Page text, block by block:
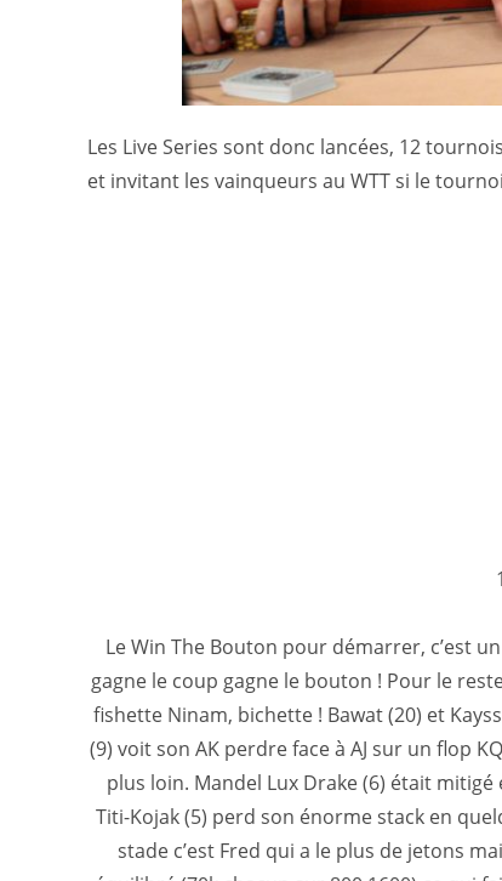
Les Live Series sont donc lancées, 12
et invitant les vainqueurs au WTT si le
Le Win The Bouton pour démarrer, c’est
gagne le coup gagne le bouton ! Pour le
fishette Ninam, bichette ! Bawat (20) et
(9) voit son AK perdre face à AJ sur un flop
plus loin. Mandel Lux Drake (6) était
Titi-Kojak (5) perd son énorme stack en
stade c’est Fred qui a le plus de jetons